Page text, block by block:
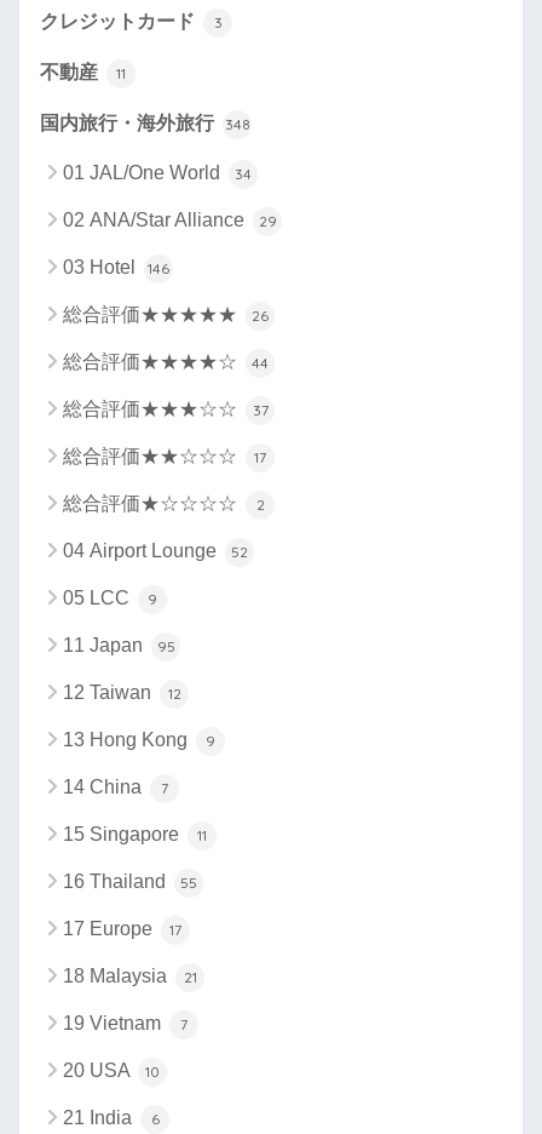
クレジットカード 3
不動産 11
国内旅行・海外旅行 348
01 JAL/One World 34
02 ANA/Star Alliance 29
03 Hotel 146
総合評価★★★★★ 26
総合評価★★★★☆ 44
総合評価★★★☆☆ 37
総合評価★★☆☆☆ 17
総合評価★☆☆☆☆ 2
04 Airport Lounge 52
05 LCC 9
11 Japan 95
12 Taiwan 12
13 Hong Kong 9
14 China 7
15 Singapore 11
16 Thailand 55
17 Europe 17
18 Malaysia 21
19 Vietnam 7
20 USA 10
21 India 6